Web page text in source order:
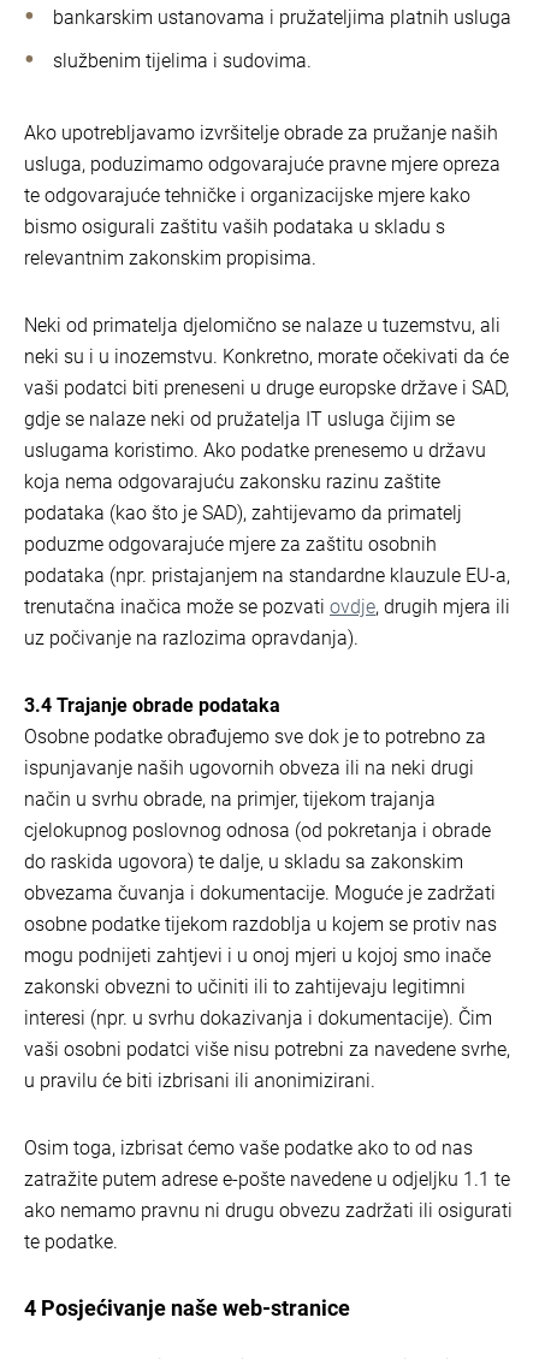
bankarskim ustanovama i pružateljima platnih usluga
službenim tijelima i sudovima.
Ako upotrebljavamo izvršitelje obrade za pružanje naših
usluga, poduzimamo odgovarajuće pravne mjere opreza
te odgovarajuće tehničke i organizacijske mjere kako
bismo osigurali zaštitu vaših podataka u skladu s
relevantnim zakonskim propisima.
Neki od primatelja djelomično se nalaze u tuzemstvu, ali
neki su i u inozemstvu. Konkretno, morate očekivati da će
vaši podatci biti preneseni u druge europske države i SAD,
gdje se nalaze neki od pružatelja IT usluga čijim se
uslugama koristimo. Ako podatke prenesemo u državu
koja nema odgovarajuću zakonsku razinu zaštite
podataka (kao što je SAD), zahtijevamo da primatelj
poduzme odgovarajuće mjere za zaštitu osobnih
podataka (npr. pristajanjem na standardne klauzule EU-a,
trenutačna inačica može se pozvati ovdje, drugih mjera ili
uz počivanje na razlozima opravdanja).
3.4 Trajanje obrade podataka
Osobne podatke obrađujemo sve dok je to potrebno za
ispunjavanje naših ugovornih obveza ili na neki drugi
način u svrhu obrade, na primjer, tijekom trajanja
cjelokupnog poslovnog odnosa (od pokretanja i obrade
do raskida ugovora) te dalje, u skladu sa zakonskim
obvezama čuvanja i dokumentacije. Moguće je zadržati
osobne podatke tijekom razdoblja u kojem se protiv nas
mogu podnijeti zahtjevi i u onoj mjeri u kojoj smo inače
zakonski obvezni to učiniti ili to zahtijevaju legitimni
interesi (npr. u svrhu dokazivanja i dokumentacije). Čim
vaši osobni podatci više nisu potrebni za navedene svrhe,
u pravilu će biti izbrisani ili anonimizirani.
Osim toga, izbrisat ćemo vaše podatke ako to od nas
zatražite putem adrese e-pošte navedene u odjeljku 1.1 te
ako nemamo pravnu ni drugu obvezu zadržati ili osigurati
te podatke.
4 Posjećivanje naše web-stranice